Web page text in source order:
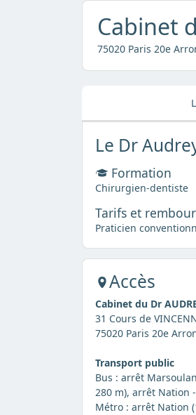
Cabinet
75020 Paris 20e
Le Dr
Formation
Chirurgien-dentiste
Tarifs et
Praticien
Accès
Cabinet du Dr
31 Cours de
75020 Paris 20e
Transport public
Bus : arrêt
280 m), arrêt Nation
Métro : arrêt Nation